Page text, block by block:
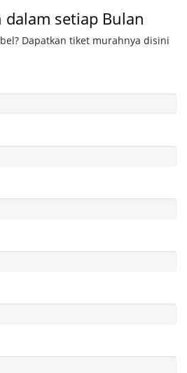
dalam setiap Bulan
Dapatkan tiket murahnya disini